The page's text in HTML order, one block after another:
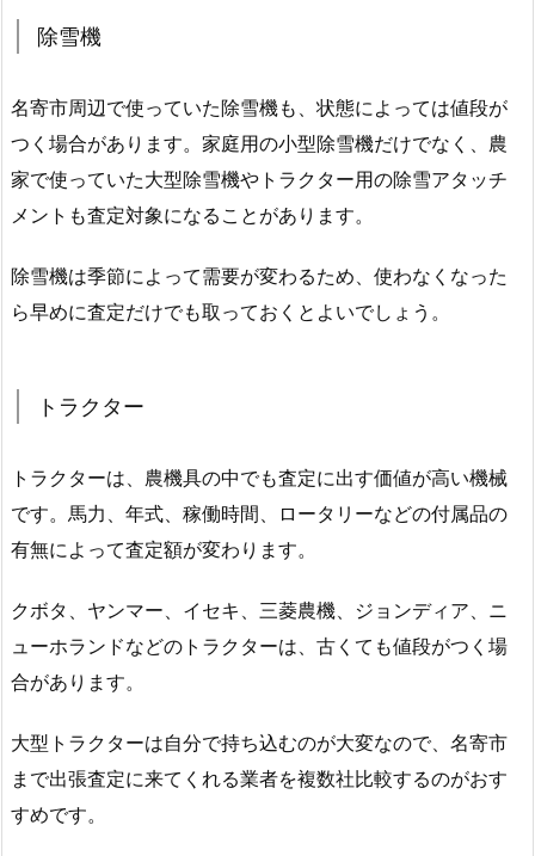
除雪機
名寄市周辺で使っていた除雪機も、状態によっては値段が
つく場合があります。家庭用の小型除雪機だけでなく、農
家で使っていた大型除雪機やトラクター用の除雪アタッチ
メントも査定対象になることがあります。
除雪機は季節によって需要が変わるため、使わなくなった
ら早めに査定だけでも取っておくとよいでしょう。
トラクター
トラクターは、農機具の中でも査定に出す価値が高い機械
です。馬力、年式、稼働時間、ロータリーなどの付属品の
有無によって査定額が変わります。
クボタ、ヤンマー、イセキ、三菱農機、ジョンディア、ニ
ューホランドなどのトラクターは、古くても値段がつく場
合があります。
大型トラクターは自分で持ち込むのが大変なので、名寄市
まで出張査定に来てくれる業者を複数社比較するのがおす
すめです。